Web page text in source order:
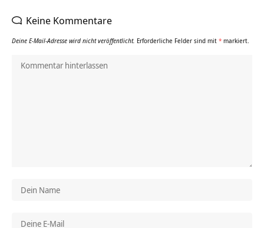
Keine Kommentare
Deine E-Mail-Adresse wird nicht veröffentlicht. Erforderliche Felder sind mit * markiert.